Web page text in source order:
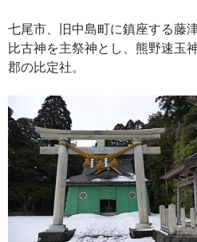
七尾市、旧中島町に鎮座する藤
比古神を主祭神とし、熊野速玉
郡の比定社。